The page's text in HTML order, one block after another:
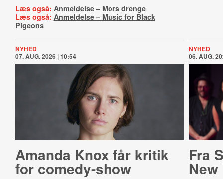
Læs også: Anmeldelse – Mors drenge
Læs også: Anmeldelse – Music for Black
Pigeons
NYHED
07. AUG. 2026 | 10:54
Amanda Knox får kritik
for comedy-show
NYHED
06. AUG.
Fra
New